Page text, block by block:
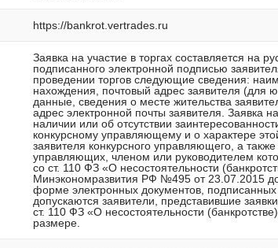
https://bankrot.vertrades.ru
Заявка на участие в торгах составляется на
подписанного электронной подписью
проведении торгов следующие сведения:
нахождения, почтовый адрес заявителя (для
данные, сведения о месте жительства
адрес электронной почты заявителя. Заявка
наличии или об отсутствии
конкурсному управляющему и о характере
заявителя конкурсного управляющего, а
управляющих, членом или руководителем
со ст. 110 ФЗ «О несостоятельности
Минэкономразвития РФ №495 от 23.07.2015
форме электронных документов,
допускаются заявители, представившие
ст. 110 ФЗ «О несостоятельности
размере.